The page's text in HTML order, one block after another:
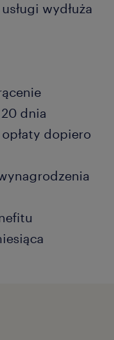
wydłuża
dnia
dopiero